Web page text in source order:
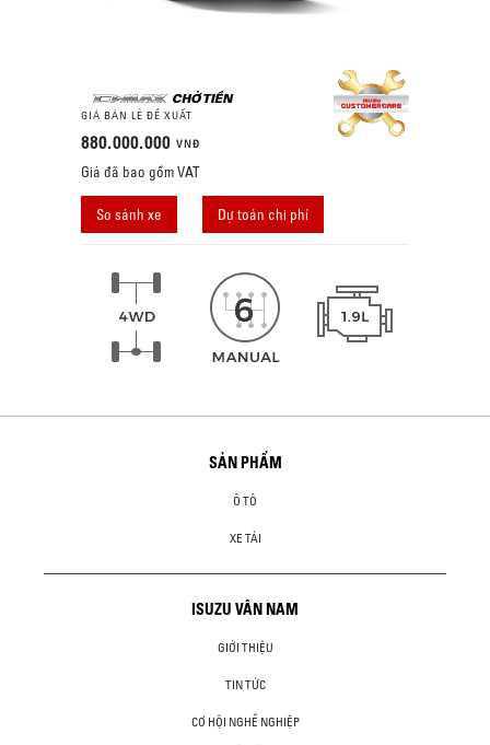
GIÁ BÁN LẺ ĐỀ XUẤT
880.000.000 VNĐ
Giá đã bao gồm VAT
So sánh xe Dự toán chi phí
SẢN PHẨM
Ô TÔ
XE TẢI
ISUZU VÂN NAM
GIỚI THIỆU
TIN TỨC
CƠ HỘI NGHỀ NGHIỆP